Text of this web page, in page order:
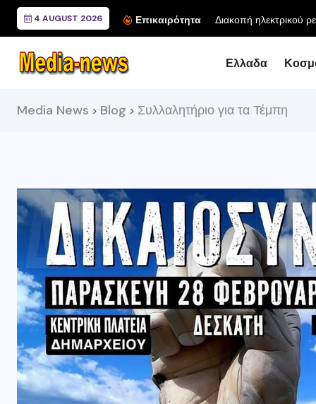
4 AUGUST 2026 Επικαιρότητα
Ελλαδα
Media News > Blog > Συλλαλητήριο για τα Τέμπη